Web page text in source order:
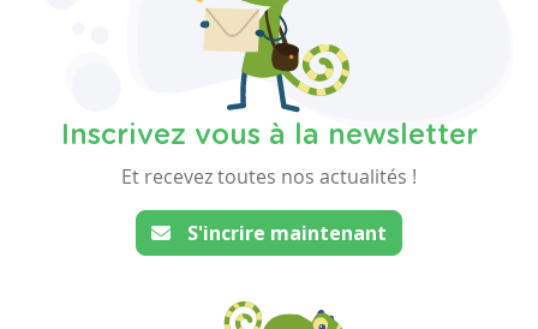
Inscrivez vous à la newsletter
Et recevez toutes nos actualités !
S'incrire maintenant